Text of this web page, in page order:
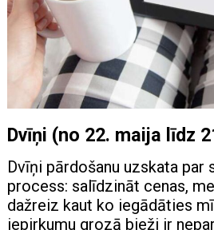
Dvīņi (no 22. maija līdz
Dvīņi pārdošanu uzskata par
process: salīdzināt cenas,
dažreiz kaut ko iegādāties
iepirkumu grozā bieži ir